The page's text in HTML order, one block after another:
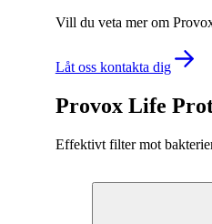
Provox Life
Effektivt filter mot
Vill du veta mer om
Låt oss kontakta dig